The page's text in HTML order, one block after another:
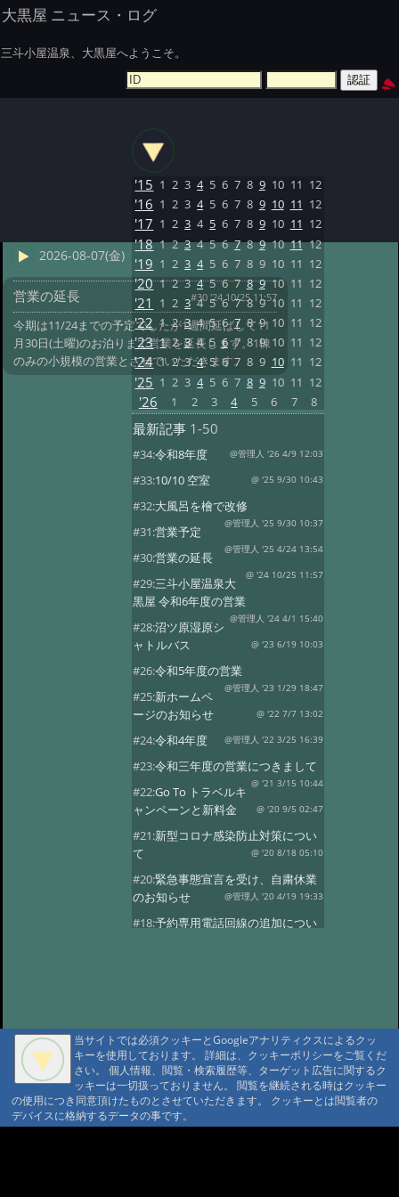
大黒屋 ニュース・ログ
三斗小屋温泉、大黒屋へようこそ。
2026-08-07(金)
営業の延長 #30 '24 10/25 11:57
今期は11/24までの予定でしたが1週間延ばして11
月30日(土曜)のお泊りまで営業を延長します。1棟
のみの小規模の営業とさせていただきます。
'15 1 2 3 4 5 6 7 8 9 10 11 12
'16 1 2 3 4 5 6 7 8 9 10 11 12
'17 1 2 3 4 5 6 7 8 9 10 11 12
'18 1 2 3 4 5 6 7 8 9 10 11 12
'19 1 2 3 4 5 6 7 8 9 10 11 12
'20 1 2 3 4 5 6 7 8 9 10 11 12
'21 1 2 3 4 5 6 7 8 9 10 11 12
'22 1 2 3 4 5 6 7 8 9 10 11 12
'23 1 2 3 4 5 6 7 8 9 10 11 12
'24 1 2 3 4 5 6 7 8 9 10 11 12
'25 1 2 3 4 5 6 7 8 9 10 11 12
'26 1 2 3 4 5 6 7 8
最新記事 1-50
#34:令和8年度 @管理人 '26 4/9 12:03
#33:10/10 空室 @ '25 9/30 10:43
#32:大風呂を檜で改修
@管理人 '25 9/30 10:37
#31:営業予定
@管理人 '25 4/24 13:54
#30:営業の延長
@ '24 10/25 11:57
#29:三斗小屋温泉大
黒屋 令和6年度の営業
@管理人 '24 4/1 15:40
#28:沼ツ原湿原シ
ャトルバス
@ '23 6/19 10:03
#26:令和5年度の営業
@管理人 '23 1/29 18:47
#25:新ホームペ
ージのお知らせ
@ '22 7/7 13:02
#24:令和4年度 @管理人 '22 3/25 16:39
#23:令和三年度の営業につきまして
@ '21 3/15 10:44
#22:Go To トラベルキ
ャンペーンと新料金
@ '20 9/5 02:47
#21:新型コロナ感染防止対策につい
て
@ '20 8/18 05:10
#20:緊急事態宣言を受け、自粛休業
のお知らせ
@管理人 '20 4/19 19:33
#18:予約専用電話回線の追加につい
#13:ご計画の方に @ '18 7/23 00:55
#12: 4月中頃営業はじめます
@ '18 3/17 00:44
#11:今年の小屋締め、
冬期休業
当サイトでは必須クッキーとGoogleアナリティクスによるクッ
キーを使用しております。 詳細は、クッキーポリシーをご覧くだ
さい。 個人情報、閲覧・検索履歴等、ターゲット広告に関するク
ッキーは一切扱っておりません。 閲覧を継続される時はクッキー
の使用につき同意頂けたものとさせていただきます。 クッキーとは閲覧者の
デバイスに格納するデータの事です。